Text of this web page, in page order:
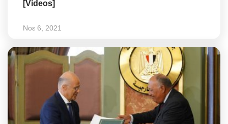
[Videos]
Νοε 6, 2021